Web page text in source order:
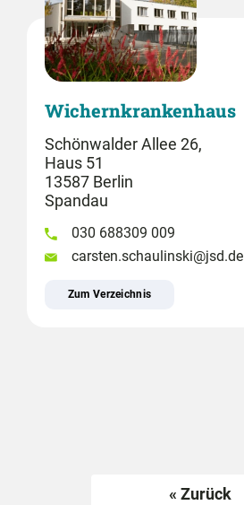
Wichernkrankenhaus
Schönwalder Allee 26,
Haus 51
13587 Berlin
Spandau
030 688309 009
carsten.schaulinski@jsd.de
Zum Verzeichnis
« Zurück